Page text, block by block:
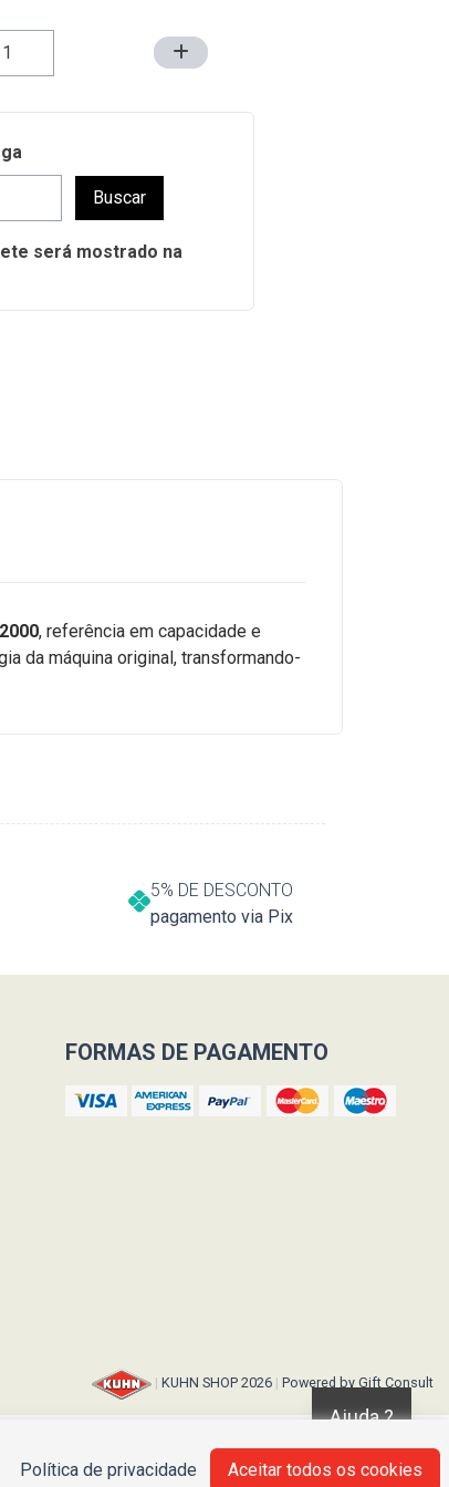
Buscar
será mostrado na
, referência em capacidade e
da máquina original, transformando-
Ajuda ?
5% DE DESCONTO
pagamento via Pix
FORMAS DE PAGAMENTO
Política de privacidade Aceitar todos os cookies